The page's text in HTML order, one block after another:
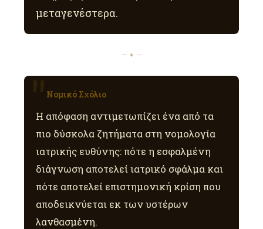
μεταγενέστερα.
— ✦ —
Νομικό Σχόλιο
Η απόφαση αντιμετωπίζει ένα από τα
πιο δύσκολα ζητήματα στη νομολογία
ιατρικής ευθύνης: πότε η εσφαλμένη
διάγνωση αποτελεί ιατρικό σφάλμα και
πότε αποτελεί επιστημονική κρίση που
αποδεικνύεται εκ των υστέρων
λανθασμένη.